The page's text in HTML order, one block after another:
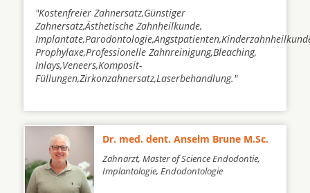
"Kostenfreier Zahnersatz,Günstiger
Zahnersatz,Ästhetische Zahnheilkunde,
Prophylaxe,Professionelle Zahnreinigung,Bleaching,
Inlays,Veneers,Komposit-
Füllungen,Zirkonzahnersatz,Laserbehandlung."
Dr. med. dent. Anselm Brune M.Sc.
Zahnarzt, Master of Science Endodontie,
Implantologie, Endodontologie